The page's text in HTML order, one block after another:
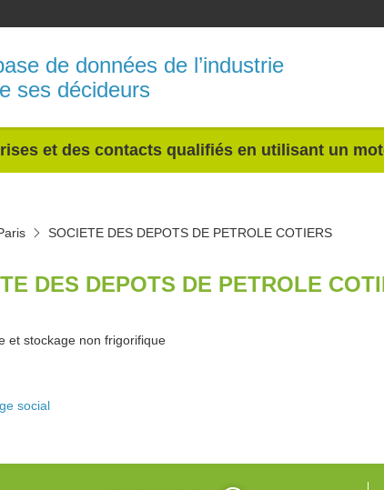
de données de l’industrie
ses décideurs
et des contacts qualifiés en utilisant un
SOCIETE DES DEPOTS DE PETROLE COTIERS
DES DEPOTS DE PETROLE
et stockage non frigorifique
social